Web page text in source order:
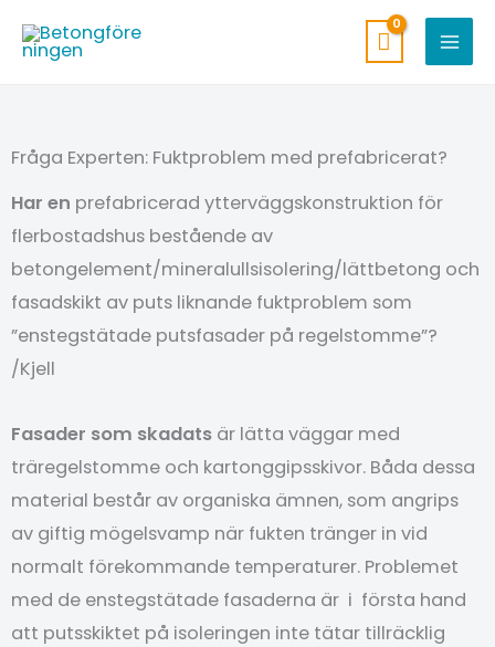
Fråga Experten: Fuktproblem med prefabricerat?
Har en prefabricerad ytterväggskonstruktion för
flerbostadshus bestående av
betongelement/mineralullsisolering/lättbetong och
fasadskikt av puts liknande fuktproblem som
”enstegstätade putsfasader på regelstomme”?
/Kjell
Fasader som skadats är lätta väggar med
träregelstomme och kartonggipsskivor. Båda dessa
material består av organiska ämnen, som angrips
av giftig mögelsvamp när fukten tränger in vid
normalt förekommande temperaturer. Problemet
med de enstegstätade fasaderna är i första hand
att putsskiktet på isoleringen inte tätar tillräcklig